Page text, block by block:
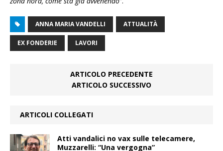
ANNA MARIA VANDELLI ATTUALITÀ
EX FONDERIE LAVORI
ARTICOLO PRECEDENTE
ARTICOLO SUCCESSIVO
ARTICOLI COLLEGATI
Atti vandalici no vax sulle telecamere,
Muzzarelli: “Una vergogna”